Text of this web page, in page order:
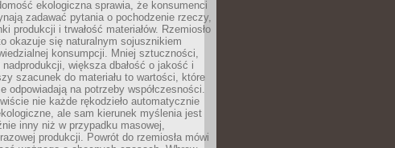
ekologiczna sprawia, że konsumenci
zadawać pytania o pochodzenie rzeczy,
produkcji i trwałość materiałów. Rzemiosło
okazuje się naturalnym sojusznikiem
konsumpcji. Mniej sztuczności,
nadprodukcji, większa dbałość o jakość i
szacunek do materiału to wartości, które
odpowiadają na potrzeby współczesności.
nie każde rękodzieło automatycznie
ale sam kierunek myślenia jest
inny niż w przypadku masowej,
produkcji. Powrót do rzemiosła mówi